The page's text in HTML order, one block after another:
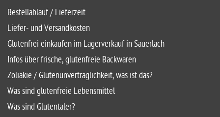
Bestellablauf / Lieferzeit
Liefer- und Versandkosten
Glutenfrei einkaufen im Lagerverkauf in Sauerlach
Infos über frische, glutenfreie Backwaren
Zöliakie / Glutenunverträglichkeit, was ist das?
Was sind glutenfreie Lebensmittel
Was sind Glutentaler?